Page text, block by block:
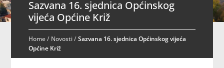
Sazvana 16. sjednica Općinskog
vijeća Općine Križ
Home/ Novosti/Sazvana 16. sjednica Općinskog vijeća
Općine Križ